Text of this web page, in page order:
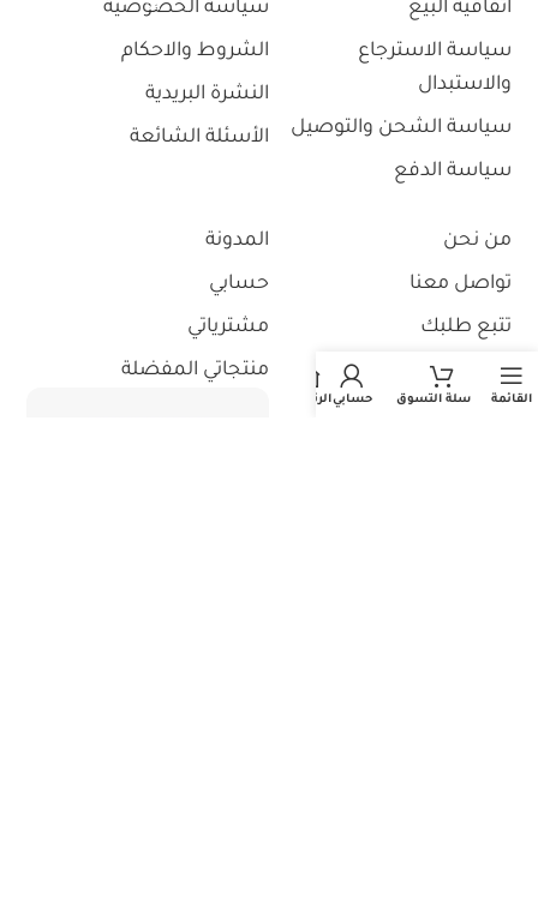
اتفاقية البيع
سياسة الاسترجاع
والاستبدال
سياسة الشحن والتوصيل
سياسة الدفع
سياسة الخصوصية
الشروط والاحكام
النشرة البريدية
الأسئلة الشائعة
من نحن
تواصل معنا
تتبع طلبك
استثمر معنا
المدونة
حسابي
مشترياتي
منتجاتي المفضلة
القائمة سلة التسوق حسابيالرئيسية